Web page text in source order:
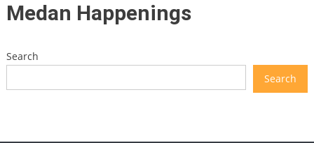
Medan Happenings
Search
Search